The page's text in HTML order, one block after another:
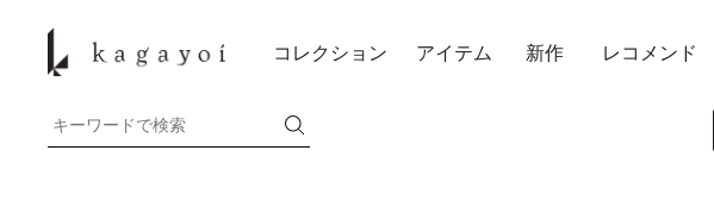
コレクション アイテム 新作 レコメンド